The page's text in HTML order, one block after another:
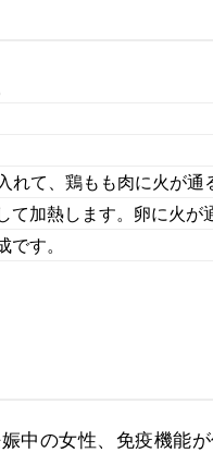
て、鶏もも肉に火が通
加熱します。卵に火が
す。
中の女性、免疫機能